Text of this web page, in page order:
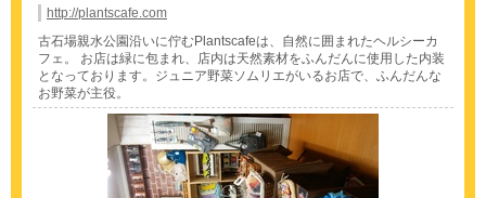
http://plantscafe.com
古石場親水公園沿いに佇むPlantscafeは、自然に囲まれたヘルシーカ
フェ。 お店は緑に包まれ、店内は天然素材をふんだんに使用した内装
となっております。ジュニア野菜ソムリエがいるお店で、ふんだんな
お野菜が主役。